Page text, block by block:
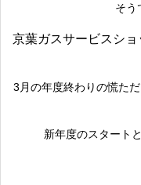
そう
京葉ガスサービスショ
3月の年度終わりの慌た
新年度のスタート